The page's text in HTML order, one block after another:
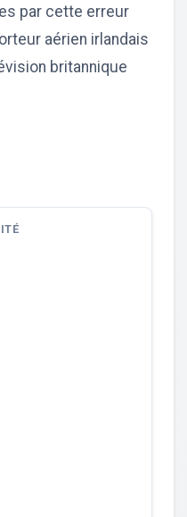
par cette erreur
aérien irlandais
britannique